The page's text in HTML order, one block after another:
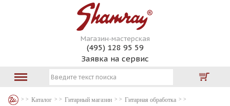
Магазин-мастерская
(495) 128 95 59
Заявка на сервис
Каталог Гитарный магазин
Гитарная обработка